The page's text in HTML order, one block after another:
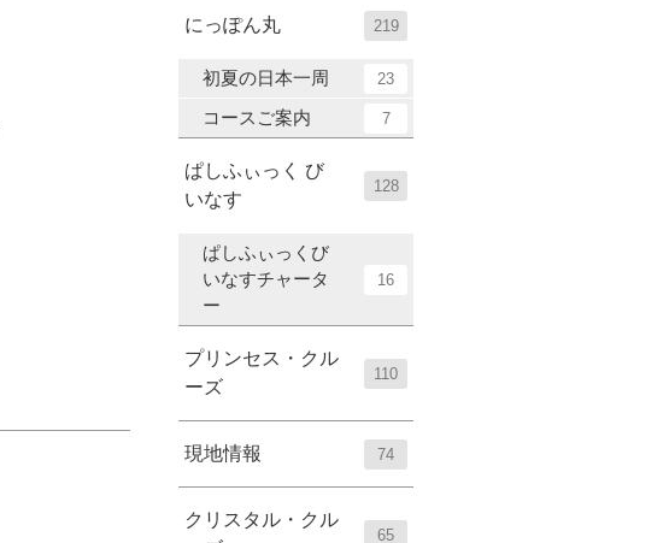
にっぽん丸 219
初夏の日本一周 23
コースご案内 7
ぱしふぃっく び
いなす
128
ぱしふぃっくび
いなすチャータ
ー
16
プリンセス・クル
ーズ
110
現地情報 74
クリスタル・クル
65